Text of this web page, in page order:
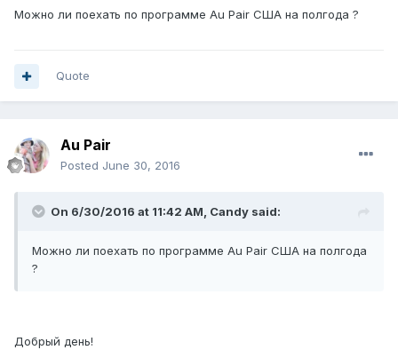
Можно ли поехать по программе Au Pair США на полгода ?
Quote
Au Pair
Posted June 30, 2016
On 6/30/2016 at 11:42 AM, Candy said:
Можно ли поехать по программе Au Pair США на полгода
?
Добрый день!